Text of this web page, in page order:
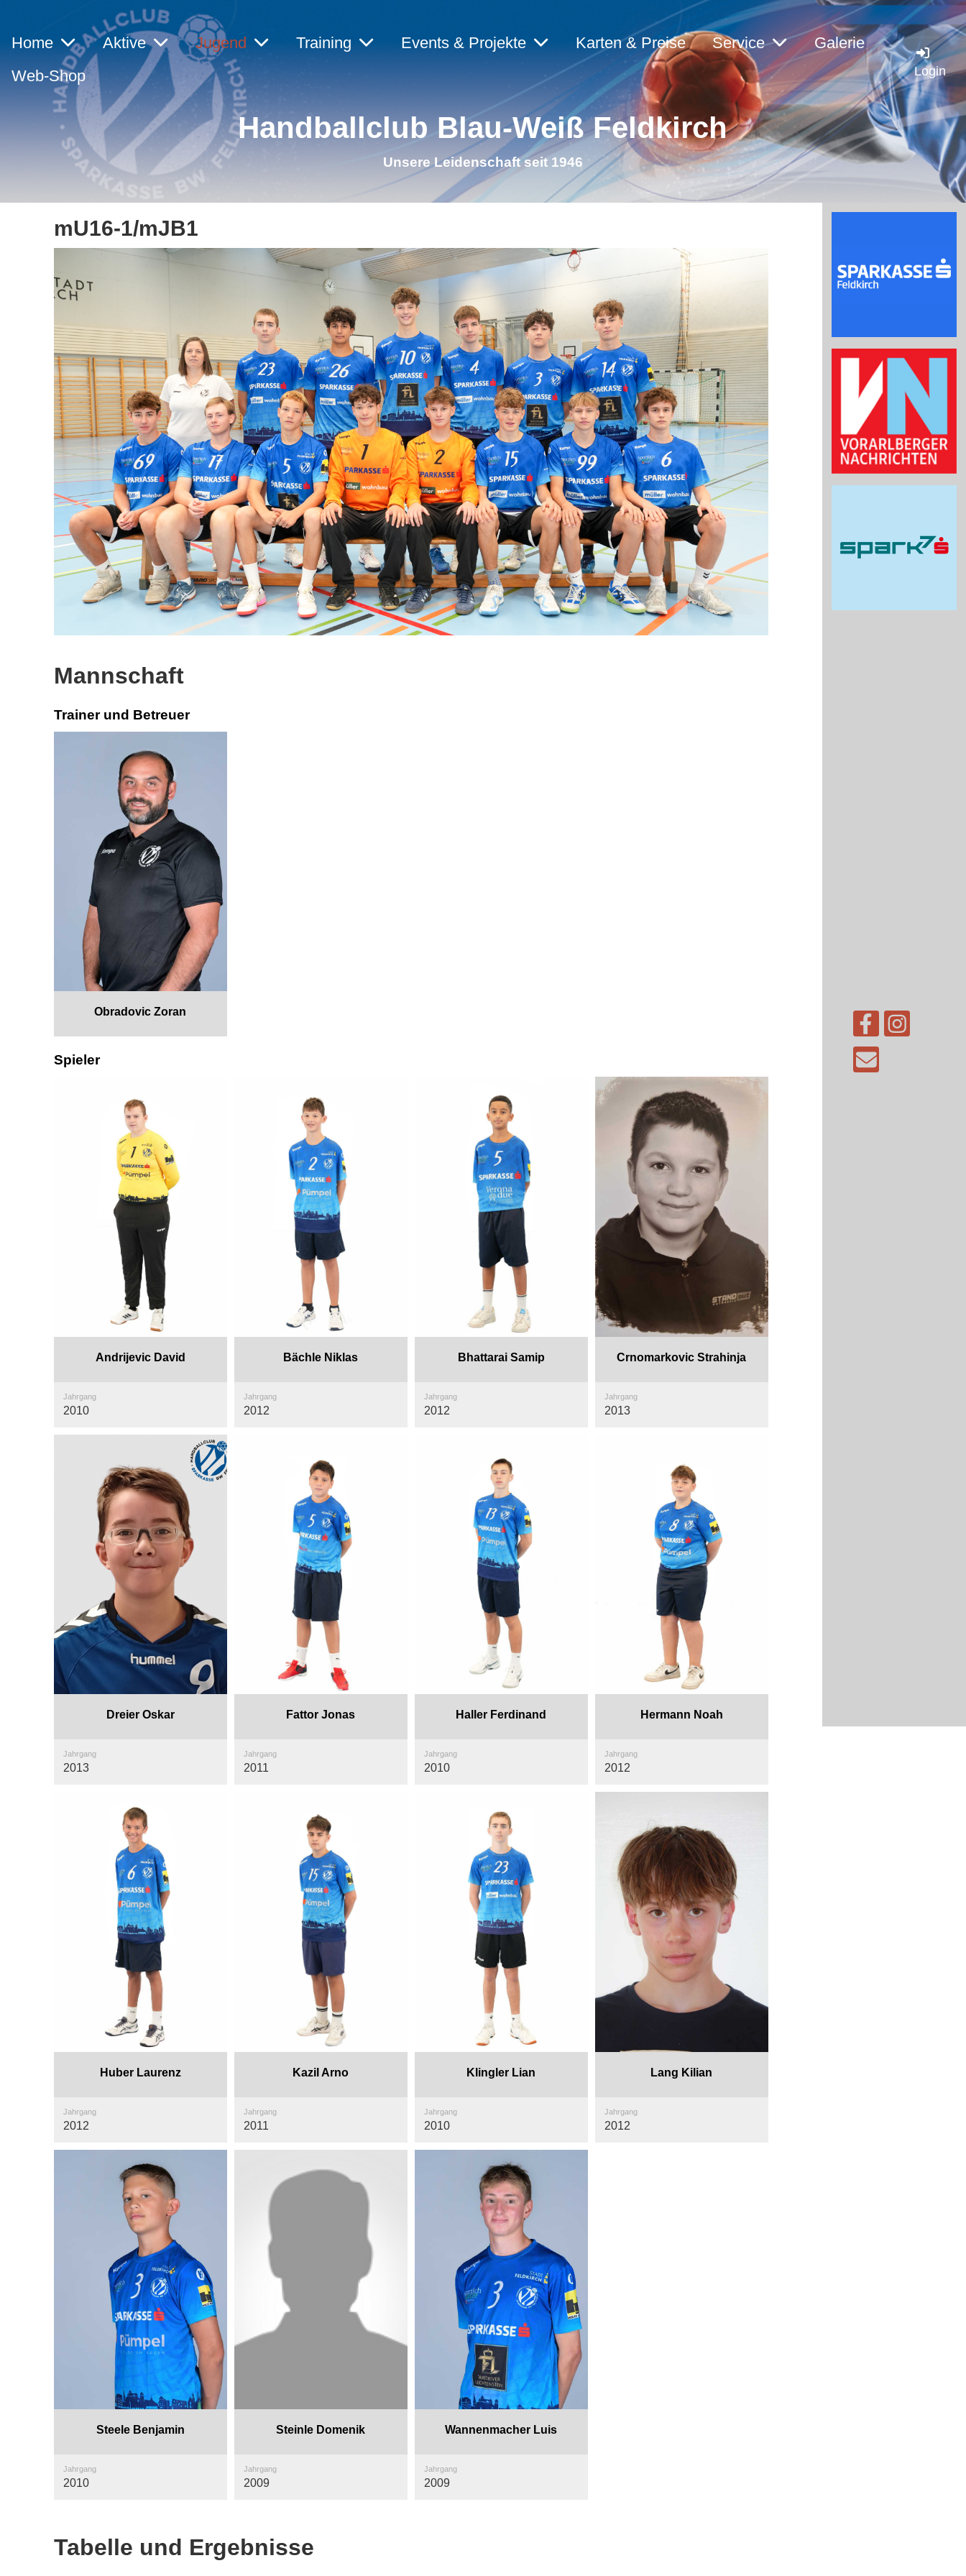
Home Aktive Jugend Training Events & Projekte Karten & Preise Service
Galerie
Web-Shop
Login
Handballclub Blau-Weiß Feldkirch
Unsere Leidenschaft seit 1946
mU16-1/mJB1
Mannschaft
Trainer und Betreuer
Obradovic Zoran
Spieler
Andrijevic David
Jahrgang
2010
Bächle Niklas
Jahrgang
2012
Bhattarai Samip
Jahrgang
2012
Crnomarkovic Strahinja
Jahrgang
2013
Dreier Oskar
Jahrgang
2013
Fattor Jonas
Jahrgang
2011
Haller Ferdinand
Jahrgang
2010
Hermann Noah
Jahrgang
2012
Huber Laurenz
Jahrgang
2012
Kazil Arno
Jahrgang
2011
Klingler Lian
Jahrgang
2010
Lang Kilian
Jahrgang
2012
Steele Benjamin
Jahrgang
2010
Steinle Domenik
Jahrgang
2009
Wannenmacher Luis
Jahrgang
2009
Tabelle und Ergebnisse